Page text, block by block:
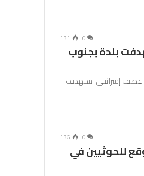
0
131
بلدة بجنوب
قصف إسرائيلي استهدف
0
136
للحوثيين في